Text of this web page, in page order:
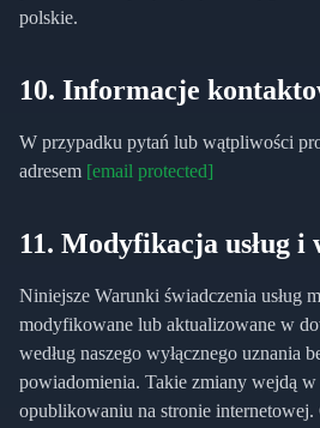
polskie.
10. Informacje
W przypadku pytań lub wątpliwości
adresem [email protected]
11. Modyfikacja usług i
Niniejsze Warunki świadczenia usług
modyfikowane lub aktualizowane w
według naszego wyłącznego uznania
powiadomienia. Takie zmiany wejdą
opublikowaniu na stronie